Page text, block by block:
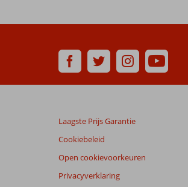
Laagste Prijs Garantie
Cookiebeleid
Open cookievoorkeuren
Privacyverklaring